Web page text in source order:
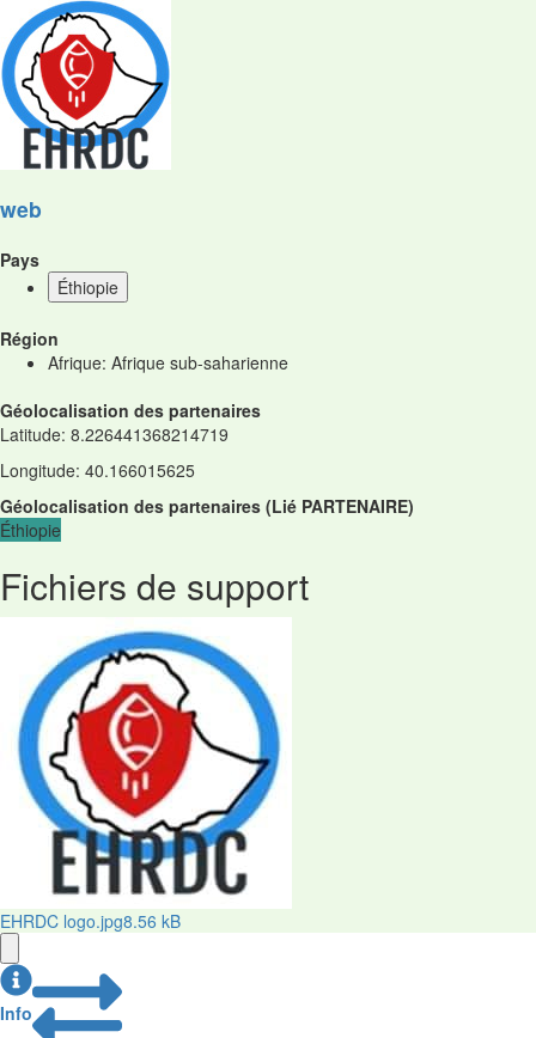
web
Pays
Éthiopie
Région
Afrique: Afrique sub-saharienne
Géolocalisation des partenaires
Latitude: 8.226441368214719
Longitude: 40.166015625
Géolocalisation des partenaires (Lié PARTENAIRE)
Éthiopie
Fichiers de support
EHRDC logo.jpg8.56 kB
Info